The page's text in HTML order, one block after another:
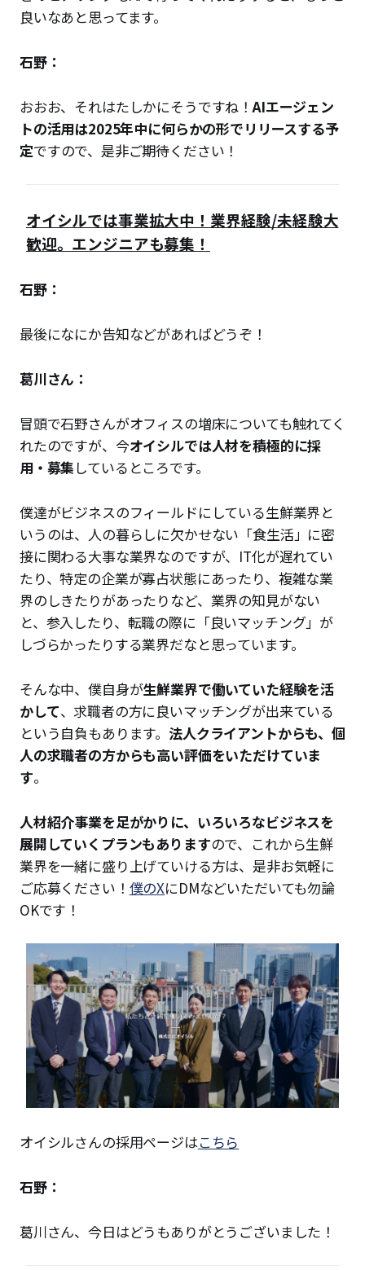
良いなあと思ってます。
石野：
おおお、それはたしかにそうですね！AIエージェン
トの活用は2025年中に何らかの形でリリースする予
定ですので、是非ご期待ください！
オイシルでは事業拡大中！業界経験/未経験大
歓迎。エンジニアも募集！
石野：
最後になにか告知などがあればどうぞ！
葛川さん：
冒頭で石野さんがオフィスの増床についても触れてく
れたのですが、今オイシルでは人材を積極的に採
用・募集 しているところです。
僕達がビジネスのフィールドにしている生鮮業界と
いうのは、人の暮らしに欠かせない「食生活」に密
接に関わる大事な業界なのですが、IT化が遅れてい
たり、特定の企業が寡占状態にあったり、複雑な業
界のしきたりがあったりなど、業界の知見がない
と、参入したり、転職の際に「良いマッチング」が
しづらかったりする業界だなと思っています。
そんな中、僕自身が生鮮業界で働いていた経験を活
かして、求職者の方に良いマッチングが出来ている
という自負もあります。 法人クライアントからも、個
人の求職者の方からも高い評価をいただけていま
す。
人材紹介事業を足がかりに、いろいろなビジネスを
展開していくプランもありますので、これから生鮮
業界を一緒に盛り上げていける方は、是非お気軽に
ご応募ください！ 僕のXにDMなどいただいても勿論
OKです！
オイシルさんの採用ページはこちら
石野：
葛川さん、今日はどうもありがとうございました！